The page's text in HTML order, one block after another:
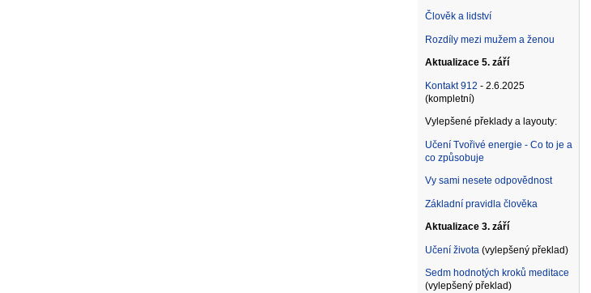
Člověk a lidství
Rozdíly mezi mužem a ženou
Aktualizace 5. září
Kontakt 912 - 2.6.2025
(kompletní)
Vylepšené překlady a layouty:
Učení Tvořivé energie - Co to je a
co způsobuje
Vy sami nesete odpovědnost
Základní pravidla člověka
Aktualizace 3. září
Učení života (vylepšený překlad)
Sedm hodnotých kroků meditace
(vylepšený překlad)